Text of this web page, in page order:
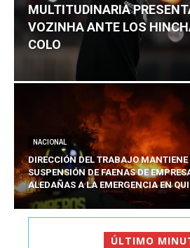
MULTITUDINARIA
VOZINHA ANTE LOS
COLO
NACIONAL
DIRECCIÓN DEL TRABAJO MANTIENE
SUSPENSIÓN DE FAENAS DE
ALEDAÑAS A LA EMERGENCIA EN
ÚLTIMO